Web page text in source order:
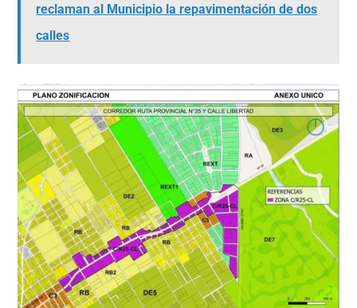
reclaman al Municipio la repavimentación de dos
calles